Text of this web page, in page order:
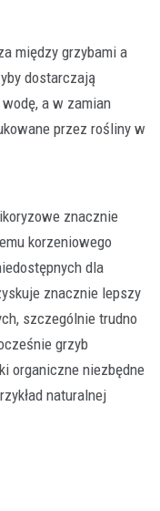
między grzybami a
dostarczają
a w zamian
przez rośliny w
znacznie
korzeniowego
dla
znacznie lepszy
szczególnie trudno
grzyb
organiczne niezbędne
naturalnej